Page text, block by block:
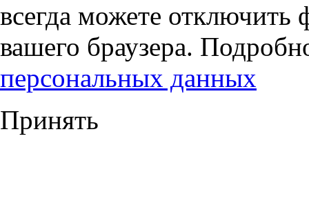
всегда можете отключить
вашего браузера.
персональных данных
Принять